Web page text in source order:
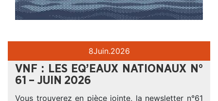
8Juin.2026
VNF : LES EQ’EAUX NATIONAUX N°
61 – JUIN 2026
Vous trouverez en pièce jointe, la newsletter n°61